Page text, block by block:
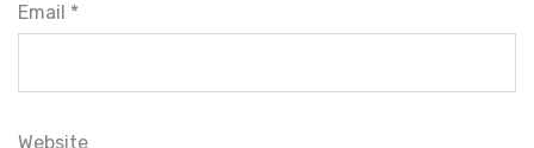
Email *
Website